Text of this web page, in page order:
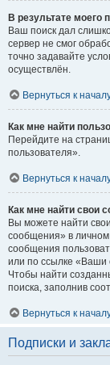
В результате моего
Ваш поиск дал
сервер не смог
точно задавайте
осуществлён.
Вернуться к
Как мне найти
Перейдите на
пользователя».
Вернуться к
Как мне найти свои
Вы можете найти
сообщения» в личном
сообщения
или по ссылке «Ваши
Чтобы найти
поиска, заполнив
Вернуться к
Подписки и